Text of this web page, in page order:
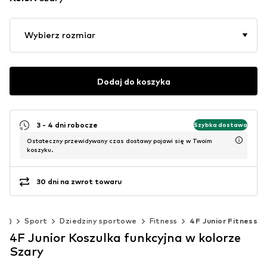
Wybierz rozmiar
Dodaj do koszyka
3 - 4 dni robocze Szybka dostawa
Ostateczny przewidywany czas dostawy pojawi się w Twoim
koszyku.
30 dni na zwrot towaru
Sport Dziedziny sportowe Fitness 4F Junior Fitness
4F Junior Koszulka funkcyjna w kolorze
Szary